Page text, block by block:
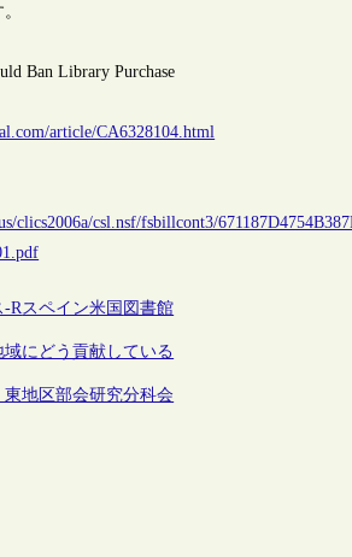
Ban Library Purchase
article/CA6328104.html
clics2006a/csl.nsf/fsbillcont3/
-Rスペイン米国 図書館
にどう貢献している
地区部会研究分科会